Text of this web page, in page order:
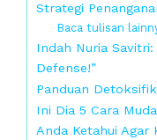
Strategi
Baca tulisan
Indah Nuria
Defense!”
Panduan
Ini Dia 5 Cara
Anda Ketahui Agar